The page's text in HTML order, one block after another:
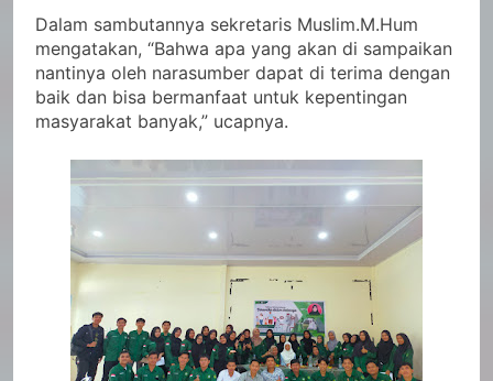
Dalam sambutannya sekretaris Muslim.M.Hum
mengatakan, “Bahwa apa yang akan di sampaikan
nantinya oleh narasumber dapat di terima dengan
baik dan bisa bermanfaat untuk kepentingan
masyarakat banyak,” ucapnya.